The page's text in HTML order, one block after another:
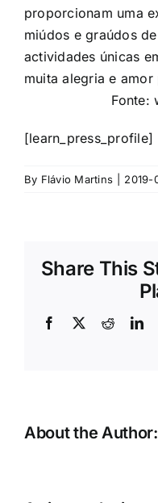
proporcionam uma
miúdos e graúdos
actividades únicas
muita alegria e amor
Fonte:
[learn_press_profile]
By Flávio Martins 2019-
Share This
Facebook
X Reddit
About the Author: